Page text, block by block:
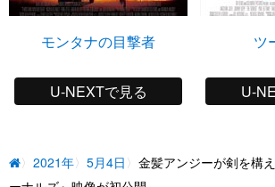
モンタナの目撃者
U-NEXTで見る
ツ
U-
2021年 5月4日
金髪アンジーが剣を構